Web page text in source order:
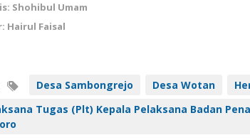
Shohibul Umam
Hairul Faisal
Desa Sambongrejo Desa Wotan
Tugas (Plt) Kepala Pelaksana Badan